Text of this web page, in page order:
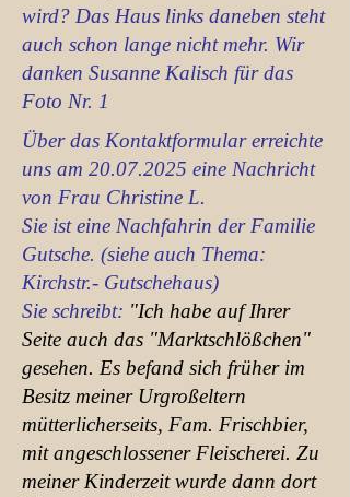
wird? Das Haus links daneben steht
auch schon lange nicht mehr. Wir
danken Susanne Kalisch für das
Foto Nr. 1
Über das Kontaktformular erreichte
uns am 20.07.2025 eine Nachricht
von Frau Christine L.
Sie ist eine Nachfahrin der Familie
Gutsche. (siehe auch Thema:
Kirchstr.- Gutschehaus)
Sie schreibt: "Ich habe auf Ihrer
Seite auch das "Marktschlößchen"
gesehen. Es befand sich früher im
Besitz meiner Urgroßeltern
mütterlicherseits, Fam. Frischbier,
mit angeschlossener Fleischerei. Zu
meiner Kinderzeit wurde dann dort